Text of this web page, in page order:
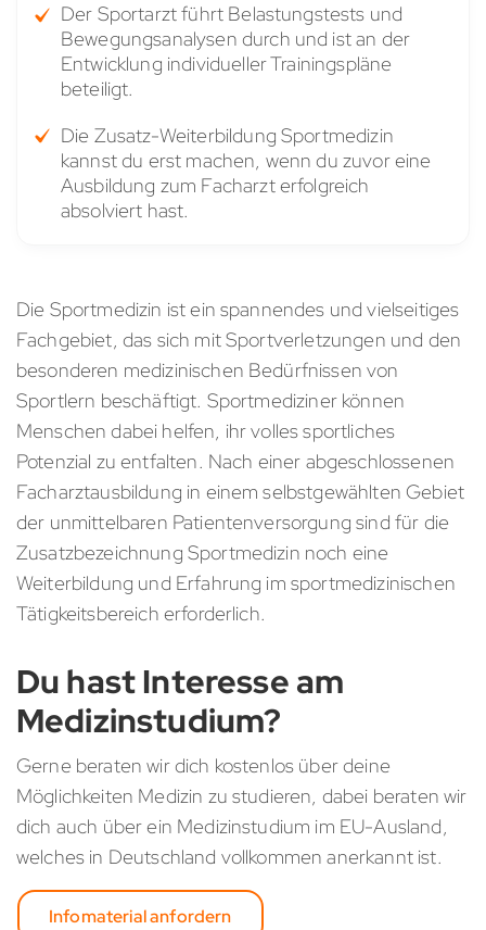
Der Sportarzt führt Belastungstests und
Bewegungsanalysen durch und ist an der
Entwicklung individueller Trainingspläne
beteiligt.
Die Zusatz-Weiterbildung Sportmedizin
kannst du erst machen, wenn du zuvor eine
Ausbildung zum Facharzt erfolgreich
absolviert hast.
Die Sportmedizin ist ein spannendes und vielseitiges
Fachgebiet, das sich mit Sportverletzungen und den
besonderen medizinischen Bedürfnissen von
Sportlern beschäftigt. Sportmediziner können
Menschen dabei helfen, ihr volles sportliches
Potenzial zu entfalten. Nach einer abgeschlossenen
Facharztausbildung in einem selbstgewählten Gebiet
der unmittelbaren Patientenversorgung sind für die
Zusatzbezeichnung Sportmedizin noch eine
Weiterbildung und Erfahrung im sportmedizinischen
Tätigkeitsbereich erforderlich.
Du hast Interesse am
Medizinstudium?
Gerne beraten wir dich kostenlos über deine
Möglichkeiten Medizin zu studieren, dabei beraten wir
dich auch über ein Medizinstudium im EU-Ausland,
welches in Deutschland vollkommen anerkannt ist.
Infomaterial anfordern